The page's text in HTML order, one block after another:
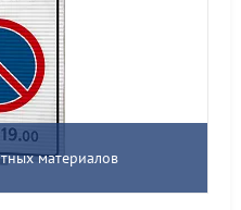
материалов